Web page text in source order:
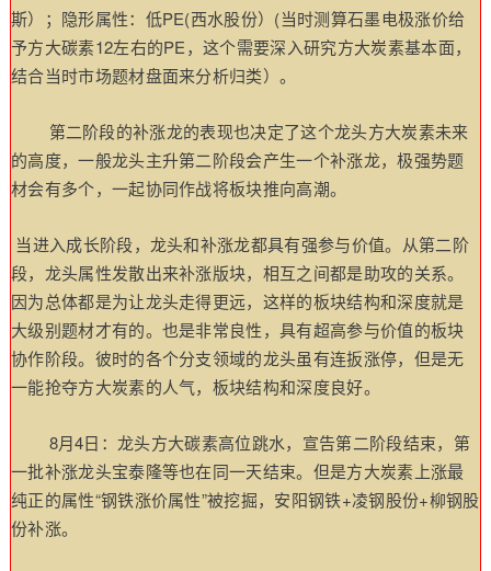
斯）； 隐形属性：低PE(西水股份）(当时测算石墨电极涨价给
予方大碳素12左右的PE，这个需要深入研究方大炭素基本面，
结合当时市场题材盘面来分析归类）。
第二阶段的补涨龙的表现也决定了这个龙头方大炭素未来
的高度，一般龙头主升第二阶段会产生一个补涨龙，极强势题
材会有多个，一起协同作战将板块推向高潮。
当进入成长阶段，龙头和补涨龙都具有强参与价值。
从第二阶
段，龙头属性发散出来补涨版块，相互之间都是助攻的关系。
因为总体都是为让龙头走得更远，这样的板块结构和深度就是
大级别题材才有的。也是非常良性，具有超高参与价值的板块
协作阶段。 彼时的各个分支领域的龙头虽有连扳涨停，但是无
一能抢夺方大炭素的人气，板块结构和深度良好。
8月4日：龙头方大碳素高位跳水，宣告第二阶段结束，第
一批补涨龙头宝泰隆等也在同一天结束。但是方大炭素上涨最
纯正的属性“钢铁涨价属性”被挖掘，安阳钢铁+凌钢股份+柳钢股
份补涨。